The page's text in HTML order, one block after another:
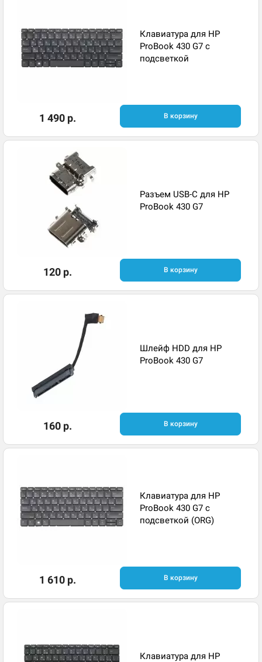
Клавиатура для HP
ProBook 430 G7 с
подсветкой
1 490 р. В корзину
Разъем USB-C для HP
ProBook 430 G7
120 р. В корзину
Шлейф HDD для HP
ProBook 430 G7
160 р. В корзину
Клавиатура для HP
ProBook 430 G7 с
подсветкой (ORG)
1 610 р. В корзину
Клавиатура для HP